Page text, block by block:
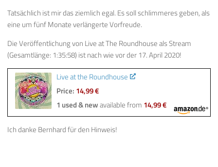
Tatsächlich ist mir das ziemlich egal. Es soll schlimmeres geben, als
eine um fünf Monate verlängerte Vorfreude.
Die Veröffentlichung von Live at The Roundhouse als Stream
(Gesamtlänge: 1:35:58) ist nach wie vor der 17. April 2020!
Live at the Roundhouse
Price: 14,99 €
1 used & newavailable from 14,99 €
Ich danke Bernhard für den Hinweis!